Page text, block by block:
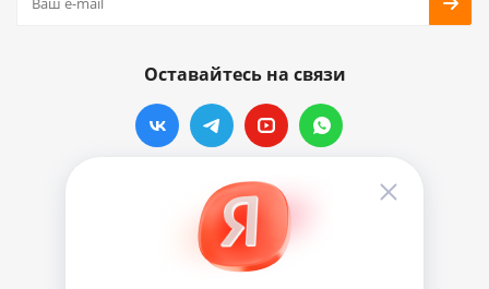
Оставайтесь на связи
Наши контакты
info@vinylmarkt.ru